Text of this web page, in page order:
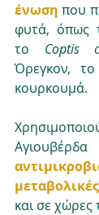
ένωση που
φυτά, όπως
το Coptis
Όρεγκον,
κουρκουμά.
μεταβολικές
και σε χώρες